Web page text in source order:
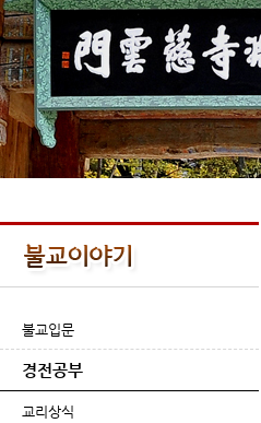
불교입문
경전공부
교리상식